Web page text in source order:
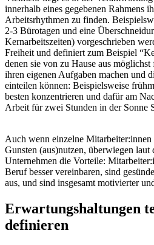
innerhalb eines gegebenen Rahmens
Arbeitsrhythmen zu finden.
2-3 Bürotagen und eine
Kernarbeitszeiten) vorgeschrieben
Freiheit und definiert zum Beispiel
denen sie von zu Hause aus
ihren eigenen Aufgaben machen und
einteilen können: Beispielsweise
besten konzentrieren und dafür am
Arbeit für zwei Stunden in der Sonne
Auch wenn einzelne
Gunsten (aus)nutzen, überwiegen laut
Unternehmen die Vorteile:
Beruf besser vereinbaren, sind
aus, und sind insgesamt motivierter
Erwartungshaltungen
definieren